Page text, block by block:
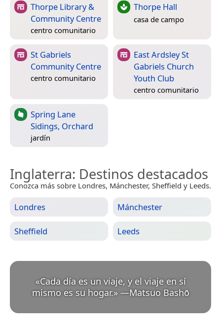
Thorpe Library &
Community Centre
centro comunitario
Thorpe Hall
casa de campo
St Gabriels
Community Centre
centro comunitario
East Ardsley St
Gabriels Church
Youth Club
centro comunitario
Spring Lane
Sidings, Orchard
jardín
Inglaterra: Destinos destacados
Conozca más sobre Londres, Mánchester, Sheffield y Leeds.
Londres Mánchester
Sheffield Leeds
«Cada día es un viaje, y el viaje en sí
mismo es su hogar.» —Matsuo Bashō